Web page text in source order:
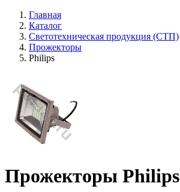
Главная
Каталог
Светотехническая продукция (СТП)
Прожекторы
Philips
Прожекторы Philips